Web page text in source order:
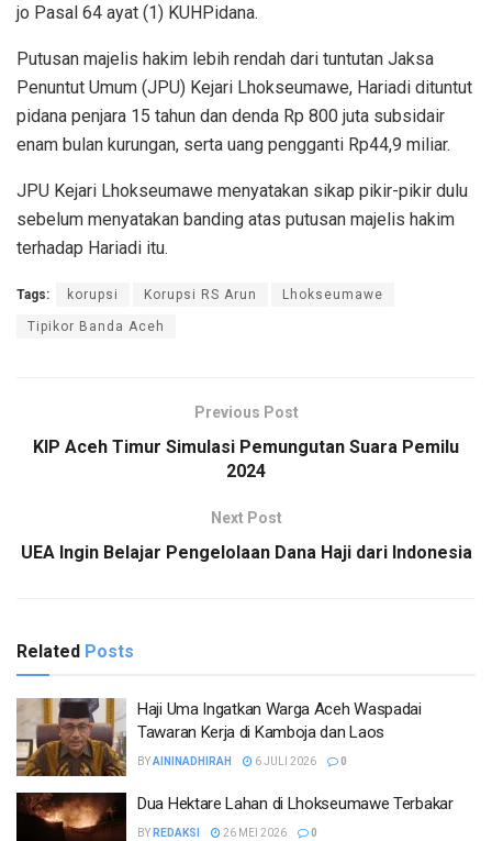
jo Pasal 64 ayat (1) KUHPidana.
Putusan majelis hakim lebih rendah dari tuntutan Jaksa
Penuntut Umum (JPU) Kejari Lhokseumawe, Hariadi dituntut
pidana penjara 15 tahun dan denda Rp 800 juta subsidair
enam bulan kurungan, serta uang pengganti Rp44,9 miliar.
JPU Kejari Lhokseumawe menyatakan sikap pikir-pikir dulu
sebelum menyatakan banding atas putusan majelis hakim
terhadap Hariadi itu.
Tags: korupsi Korupsi RS Arun Lhokseumawe
Tipikor Banda Aceh
Previous Post
KIP Aceh Timur Simulasi Pemungutan Suara Pemilu
2024
Next Post
UEA Ingin Belajar Pengelolaan Dana Haji dari Indonesia
Related Posts
Haji Uma Ingatkan Warga Aceh Waspadai
Tawaran Kerja di Kamboja dan Laos
BYAININADHIRAH 6 JULI 2026 0
Dua Hektare Lahan di Lhokseumawe Terbakar
BY REDAKSI 26 MEI 2026 0